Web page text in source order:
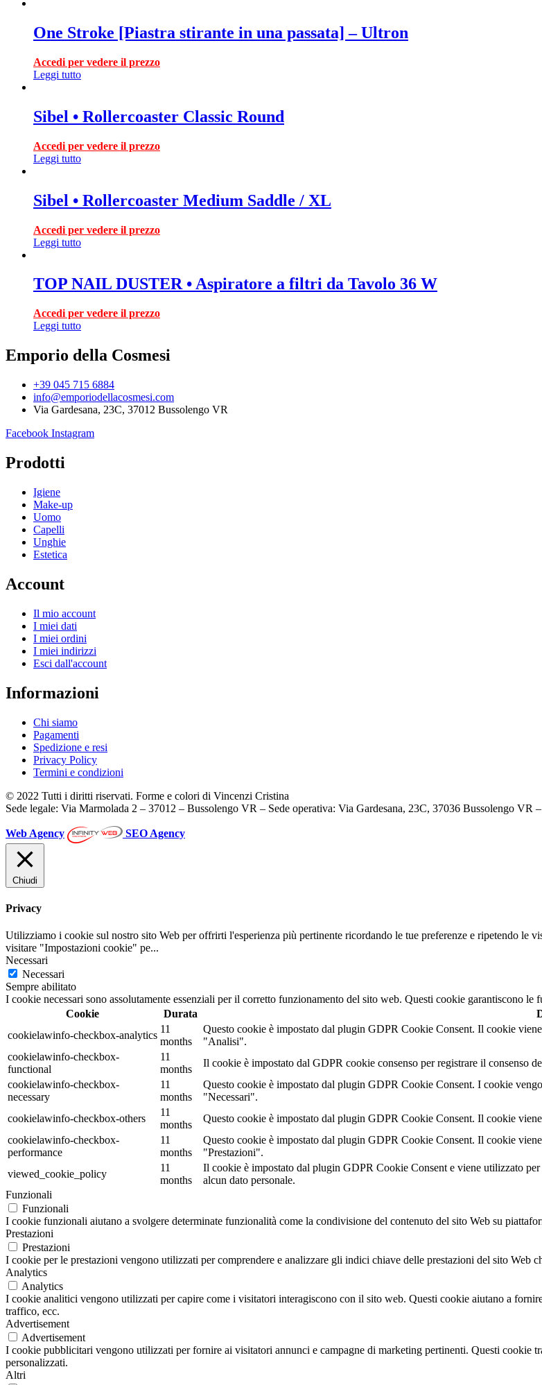
One Stroke [Piastra stirante in una passata] – Ultron
Accedi per vedere il prezzo
Leggi tutto
Sibel • Rollercoaster Classic Round
Accedi per vedere il prezzo
Leggi tutto
Sibel • Rollercoaster Medium Saddle / XL
Accedi per vedere il prezzo
Leggi tutto
TOP NAIL DUSTER • Aspiratore a filtri da Tavolo 36 W
Accedi per vedere il prezzo
Leggi tutto
Emporio della Cosmesi
+39 045 715 6884
info@emporiodellacosmesi.com
Via Gardesana, 23C, 37012 Bussolengo VR
Facebook Instagram
Prodotti
Igiene
Make-up
Uomo
Capelli
Unghie
Estetica
Account
Il mio account
I miei dati
I miei ordini
I miei indirizzi
Esci dall'account
Informazioni
Chi siamo
Pagamenti
Spedizione e resi
Privacy Policy
Termini e condizioni
© 2022 Tutti i diritti riservati. Forme e colori di Vincenzi Cristina
Sede legale: Via Marmolada 2 – 37012 – Bussolengo VR – Sede operativa: Via Gardesana, 23C, 37036 Bussolengo VR
Web Agency SEO Agency
Chiudi
Privacy
Utilizziamo i cookie sul nostro sito Web per offrirti l'esperienza più pertinente ricordando le tue preferenze e ripetendo
visitare "Impostazioni cookie" pe...
Necessari
Necessari
Sempre abilitato
I cookie necessari sono assolutamente essenziali per il corretto funzionamento del sito web. Questi cookie garantiscono
Cookie
Durata
cookielawinfo-checkbox-analytics
11
months
Questo cookie è impostato dal plugin GDPR Cookie Consent. Il cookie
"Analisi".
cookielawinfo-checkbox-
functional
11
months
Il cookie è impostato dal GDPR cookie consenso per registrare il consenso
cookielawinfo-checkbox-
necessary
11
months
Questo cookie è impostato dal plugin GDPR Cookie Consent. I cookie
"Necessari".
cookielawinfo-checkbox-others
11
months
Questo cookie è impostato dal plugin GDPR Cookie Consent. Il cookie
cookielawinfo-checkbox-
performance
11
months
Questo cookie è impostato dal plugin GDPR Cookie Consent. Il cookie
"Prestazioni".
viewed_cookie_policy
11
months
Il cookie è impostato dal plugin GDPR Cookie Consent e viene utilizzato
alcun dato personale.
Funzionali
Funzionali
I cookie funzionali aiutano a svolgere determinate funzionalità come la condivisione del contenuto del sito Web su
Prestazioni
Prestazioni
I cookie per le prestazioni vengono utilizzati per comprendere e analizzare gli indici chiave delle prestazioni del sito Web
Analytics
Analytics
I cookie analitici vengono utilizzati per capire come i visitatori interagiscono con il sito web. Questi cookie aiutano a
traffico, ecc.
Advertisement
Advertisement
I cookie pubblicitari vengono utilizzati per fornire ai visitatori annunci e campagne di marketing pertinenti. Questi cookie
personalizzati.
Altri